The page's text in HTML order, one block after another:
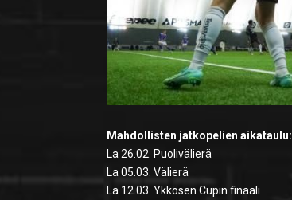
Mahdollisten jatkopelien aikataulu:
La 26.02. Puolivälierä
La 05.03. Välierä
La 12.03. Ykkösen Cupin finaali